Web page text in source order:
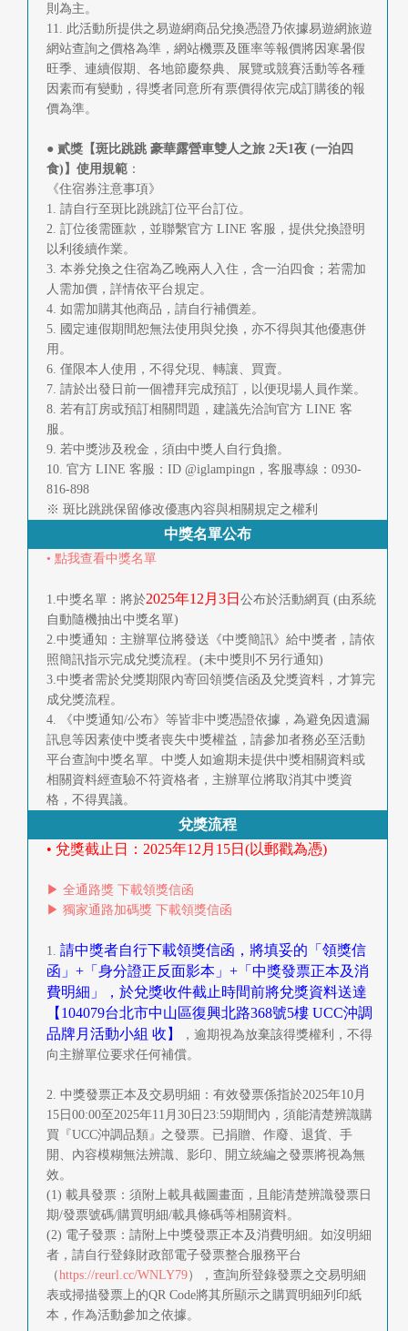
則為主。
11. 此活動所提供之易遊網商品兌換憑證乃依據易遊網旅遊
網站查詢之價格為準，網站機票及匯率等報價將因寒暑假
旺季、連續假期、各地節慶祭典、展覽或競賽活動等各種
因素而有變動，得獎者同意所有票價得依完成訂購後的報
價為準。
● 貳獎【斑比跳跳 豪華露營車雙人之旅 2天1夜 (一泊四
食)】使用規範 ：
《住宿券注意事項》
1. 請自行至斑比跳跳訂位平台訂位。
2. 訂位後需匯款，並聯繫官方 LINE 客服，提供兌換證明
以利後續作業。
3. 本券兌換之住宿為乙晚兩人入住，含一泊四食；若需加
人需加價，詳情依平台規定。
4. 如需加購其他商品，請自行補價差。
5. 國定連假期間恕無法使用與兌換，亦不得與其他優惠併
用。
6. 僅限本人使用，不得兌現、轉讓、買賣。
7. 請於出發日前一個禮拜完成預訂，以便現場人員作業。
8. 若有訂房或預訂相關問題，建議先洽詢官方 LINE 客
服。
9. 若中獎涉及稅金，須由中獎人自行負擔。
10. 官方 LINE 客服：ID @iglampingn，客服專線：0930-
816-898
※ 斑比跳跳保留修改優惠內容與相關規定之權利
中獎名單公布
• 點我查看中獎名單
1.中獎名單：將於2025年12月3日 公布於活動網頁 (由系統
自動隨機抽出中獎名單)
2.中獎通知：主辦單位將發送《中獎簡訊》給中獎者，請依
照簡訊指示完成兌獎流程。(未中獎則不另行通知)
3.中獎者需於兌獎期限內寄回領獎信函及兌獎資料，才算完
成兌獎流程。
4. 《中獎通知/公布》等皆非中獎憑證依據，為避免因遺漏
訊息等因素使中獎者喪失中獎權益，請參加者務必至活動
平台查詢中獎名單。中獎人如逾期未提供中獎相關資料或
相關資料經查驗不符資格者，主辦單位將取消其中獎資
格，不得異議。
兌獎流程
• 兌獎截止日：2025年12月15日(以郵戳為憑)
▶ 全通路獎 下載領獎信函
▶ 獨家通路加碼獎 下載領獎信函
1. 請中獎者自行下載領獎信函，將填妥的「領獎信
函」+「身分證正反面影本」+「中獎發票正本及消
費明細」，於兌獎收件截止時間前將兌獎資料送達
【104079台北市中山區復興北路368號5樓 UCC沖調
品牌月活動小組 收】
，逾期視為放棄該得獎權利，不得
向主辦單位要求任何補償。
2. 中獎發票正本及交易明細：有效發票係指於2025年10月
15日00:00至2025年11月30日23:59期間內，須能清楚辨識購
買『UCC沖調品類』之發票。已捐贈、作廢、退貨、手
開、內容模糊無法辨識、影印、開立統編之發票將視為無
效。
(1) 載具發票：須附上載具截圖畫面，且能清楚辨識發票日
期/發票號碼/購買明細/載具條碼等相關資料。
(2) 電子發票：請附上中獎發票正本及消費明細。如沒明細
者，請自行登錄財政部電子發票整合服務平台
（https://reurl.cc/WNLY79），查詢所登錄發票之交易明細
表或掃描發票上的QR Code將其所顯示之購買明細列印紙
本，作為活動參加之依據。